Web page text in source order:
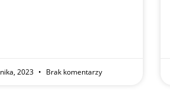
2023 Brak komentarzy